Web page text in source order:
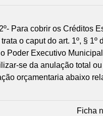
Para cobrir os Créditos
o caput do art. 1º, § 1º
Poder Executivo
se da anulação total
orçamentaria abaixo
Ficha